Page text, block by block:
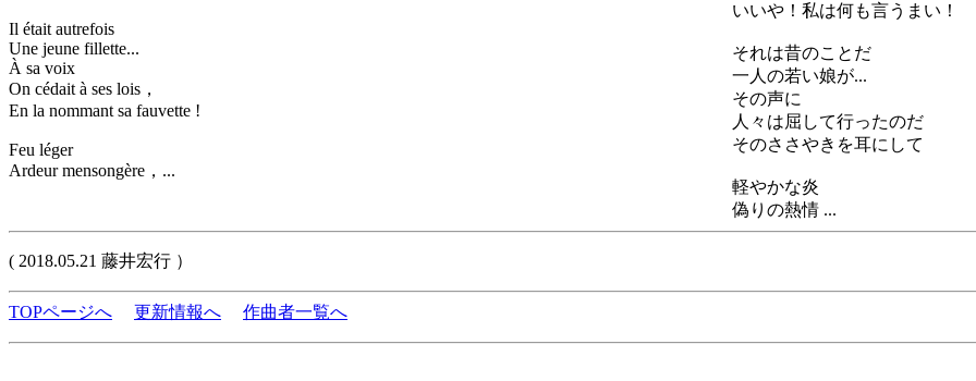
Il était autrefois
Une jeune fillette...
À sa voix
On cédait à ses lois，
En la nommant sa fauvette !
Feu léger
Ardeur mensongère，...
いいや！私は何も言うまい！
それは昔のことだ
一人の若い娘が...
その声に
人々は屈して行ったのだ
そのささやきを耳にして
軽やかな炎
偽りの熱情 ...
( 2018.05.21 藤井宏行 ）
TOPページへ 更新情報へ 作曲者一覧へ